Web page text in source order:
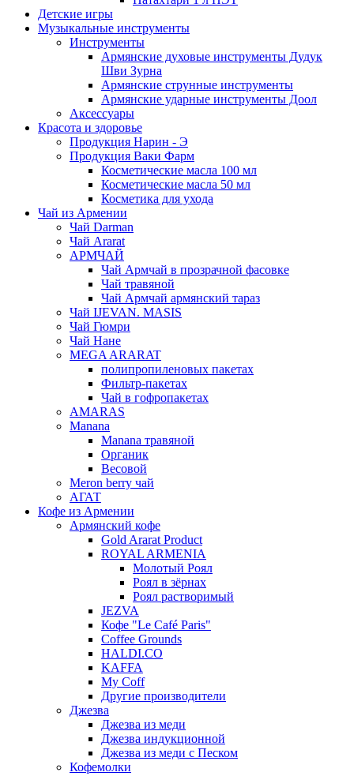
Детские игры
Музыкальные инструменты
Инструменты
Армянские духовые инструменты Дудук
Шви Зурна
Армянские струнные инструменты
Армянские ударные инструменты Доол
Аксессуары
Красота и здоровье
Продукция Нарин - Э
Продукция Ваки Фарм
Косметические масла 100 мл
Косметические масла 50 мл
Косметика для ухода
Чай из Армении
Чай Darman
Чай Ararat
АРМЧАЙ
Чай Армчай в прозрачной фасовке
Чай травяной
Чай Армчай армянский тараз
Чай IJEVAN. MASIS
Чай Гюмри
Чай Нане
MEGA ARARAT
полипропиленовых пакетах
Фильтр-пакетах
Чай в гофропакетах
AMARAS
Manana
Manana травяной
Органик
Весовой
Meron berry чай
АГАТ
Кофе из Армении
Армянский кофе
Gold Ararat Product
ROYAL ARMENIA
Молотый Роял
Роял в зёрнах
Роял растворимый
JEZVA
Кофе "Le Café Paris"
Coffee Grounds
HALDI.CO
KAFFA
My Coff
Другие производители
Джезва
Джезва из меди
Джезва индукционной
Джезва из меди с Песком
Кофемолки